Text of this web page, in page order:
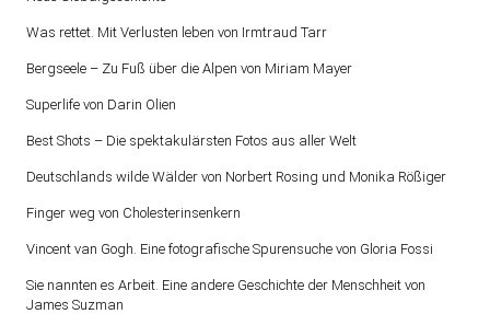
Was rettet. Mit Verlusten leben von Irmtraud Tarr
Bergseele – Zu Fuß über die Alpen von Miriam Mayer
Superlife von Darin Olien
Best Shots – Die spektakulärsten Fotos aus aller Welt
Deutschlands wilde Wälder von Norbert Rosing und Monika Rößiger
Finger weg von Cholesterinsenkern
Vincent van Gogh. Eine fotografische Spurensuche von Gloria Fossi
Sie nannten es Arbeit. Eine andere Geschichte der Menschheit von
James Suzman